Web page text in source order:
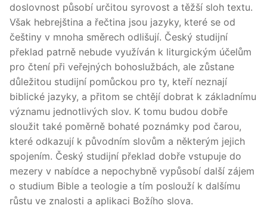
doslovnost působí určitou syrovost a těžší sloh textu.
Však hebrejština a řečtina jsou jazyky, které se od
češtiny v mnoha směrech odlišují. Český studijní
překlad patrně nebude využíván k liturgickým účelům
pro čtení při veřejných bohoslužbách, ale zůstane
důležitou studijní pomůckou pro ty, kteří neznají
biblické jazyky, a přitom se chtějí dobrat k základnímu
významu jednotlivých slov. K tomu budou dobře
sloužit také poměrně bohaté poznámky pod čarou,
které odkazují k původním slovům a některým jejich
spojením. Český studijní překlad dobře vstupuje do
mezery v nabídce a nepochybně vypůsobí další zájem
o studium Bible a teologie a tím poslouží k dalšímu
růstu ve znalosti a aplikaci Božího slova.